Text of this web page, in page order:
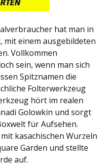
hat man in
mit einem ausgebildeten
Vollkommen
sein, wenn man sich
Spitznamen die
Folterwerkzeug
hört im realen
Golowkin und sorgt
für Aufsehen.
kasachischen Wurzeln
Garden und stellte
auf.